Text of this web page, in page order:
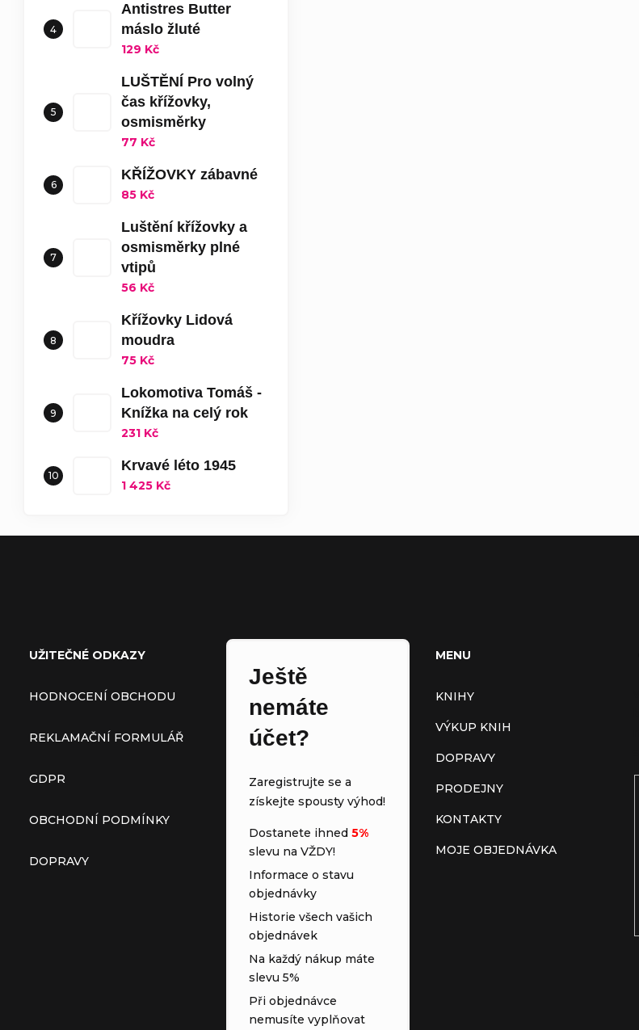
Antistres Butter
máslo žluté
129 Kč
LUŠTĚNÍ Pro volný
čas křížovky,
osmisměrky
77 Kč
KŘÍŽOVKY zábavné
85 Kč
Luštění křížovky a
osmisměrky plné
vtipů
56 Kč
Křížovky Lidová
moudra
75 Kč
Lokomotiva Tomáš -
Knížka na celý rok
231 Kč
Krvavé léto 1945
1 425 Kč
UŽITEČNÉ ODKAZY
HODNOCENÍ OBCHODU
REKLAMAČNÍ FORMULÁŘ
GDPR
OBCHODNÍ PODMÍNKY
DOPRAVY
Ještě
nemáte
účet?
Zaregistrujte se a
získejte spousty výhod!
Dostanete ihned 5%
slevu na VŽDY!
Informace o stavu
objednávky
Historie všech vašich
objednávek
Na každý nákup máte
slevu 5%
Při objednávce
nemusíte vyplňovat
MENU
KNIHY
VÝKUP KNIH
DOPRAVY
PRODEJNY
KONTAKTY
MOJE OBJEDNÁVKA